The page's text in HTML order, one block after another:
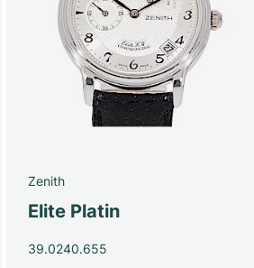
Zenith
Elite Platin
39.0240.655